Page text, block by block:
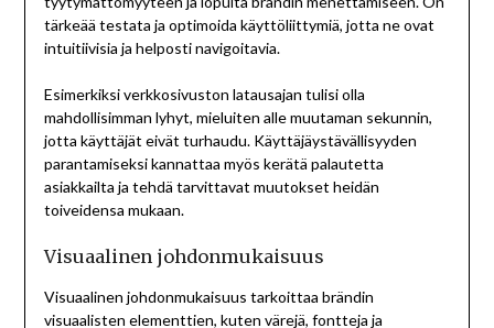
tärkeää testata ja optimoida käyttöliittymiä, jotta ne ovat
intuitiivisia ja helposti navigoitavia.
Esimerkiksi verkkosivuston latausajan tulisi olla
mahdollisimman lyhyt, mieluiten alle muutaman sekunnin,
jotta käyttäjät eivät turhaudu. Käyttäjäystävällisyyden
parantamiseksi kannattaa myös kerätä palautetta
asiakkailta ja tehdä tarvittavat muutokset heidän
toiveidensa mukaan.
Visuaalinen johdonmukaisuus
Visuaalinen johdonmukaisuus tarkoittaa brändin
visuaalisten elementtien, kuten värejä, fontteja ja